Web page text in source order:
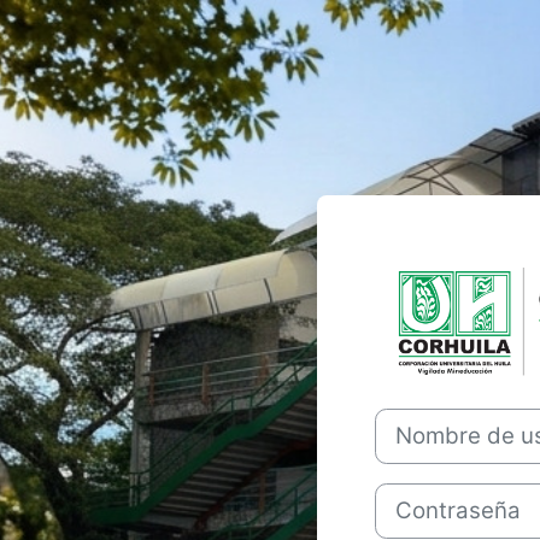
Saltar a creación
Nombre de
Contraseña